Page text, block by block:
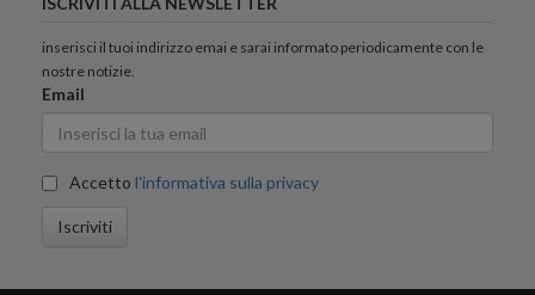
inserisci il tuoi indirizzo emai e sarai informato periodicamente con le
nostre notizie.
Email
Accetto l'informativa sulla privacy
Iscriviti